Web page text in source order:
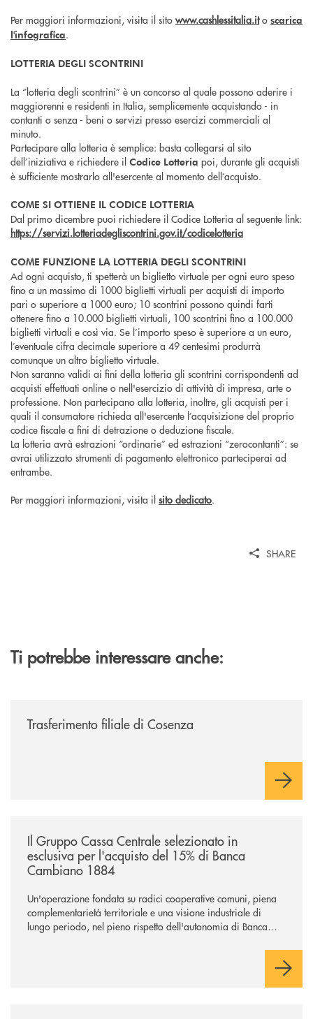
Per maggiori informazioni, visita il sitowww.cashlessitalia.ito scarica
l'infografica.
LOTTERIA DEGLI SCONTRINI
La “lotteria degli scontrini” è un concorso al quale possono aderire i
maggiorenni e residenti in Italia, semplicemente acquistando - in
contanti o senza - beni o servizi presso esercizi commerciali al
minuto.
Partecipare alla lotteria è semplice: basta collegarsi al sito
dell’iniziativa e richiedere il Codice Lotteria poi, durante gli acquisti
è sufficiente mostrarlo all'esercente al momento dell’acquisto.
COME SI OTTIENE IL CODICE LOTTERIA
Dal primo dicembre puoi richiedere il Codice Lotteria al seguente link:
https://servizi.lotteriadegliscontrini.gov.it/codicelotteria
COME FUNZIONE LA LOTTERIA DEGLI SCONTRINI
Ad ogni acquisto, ti spetterà un biglietto virtuale per ogni euro speso
fino a un massimo di 1000 biglietti virtuali per acquisti di importo
pari o superiore a 1000 euro; 10 scontrini possono quindi farti
ottenere fino a 10.000 biglietti virtuali, 100 scontrini fino a 100.000
biglietti virtuali e così via. Se l’importo speso è superiore a un euro,
l’eventuale cifra decimale superiore a 49 centesimi produrrà
comunque un altro biglietto virtuale.
Non saranno validi ai fini della lotteria gli scontrini corrispondenti ad
acquisti effettuati online o nell'esercizio di attività di impresa, arte o
professione. Non partecipano alla lotteria, inoltre, gli acquisti per i
quali il consumatore richieda all'esercente l’acquisizione del proprio
codice fiscale a fini di detrazione o deduzione fiscale.
La lotteria avrà estrazioni “ordinarie” ed estrazioni “zerocontanti”: se
avrai utilizzato strumenti di pagamento elettronico parteciperai ad
entrambe.
Per maggiori informazioni, visita il sito dedicato.
SHARE
Ti potrebbe interessare anche:
Trasferimento filiale di Cosenza
Il Gruppo Cassa Centrale selezionato in
esclusiva per l'acquisto del 15% di Banca
Cambiano 1884
Un'operazione fondata su radici cooperative comuni, piena
complementarietà territoriale e una visione industriale di
lungo periodo, nel pieno rispetto dell'autonomia di Banca
negoziazione esclusiva per la finalizzazione dell’operazione.